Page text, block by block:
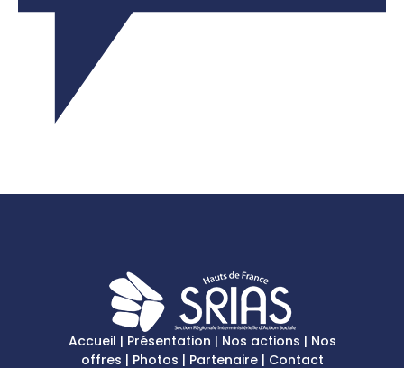
Accueil | Présentation | Nos actions | Nos
offres | Photos | Partenaire| Contact